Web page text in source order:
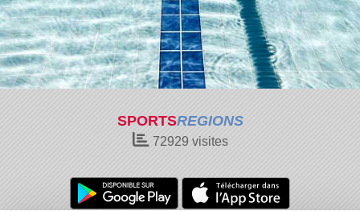
SPORTSREGIONS
72929 visites